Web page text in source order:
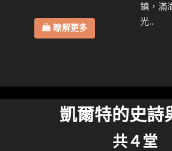
瞭解更多
鎮，滿
光..
凱爾特的史詩
共４堂